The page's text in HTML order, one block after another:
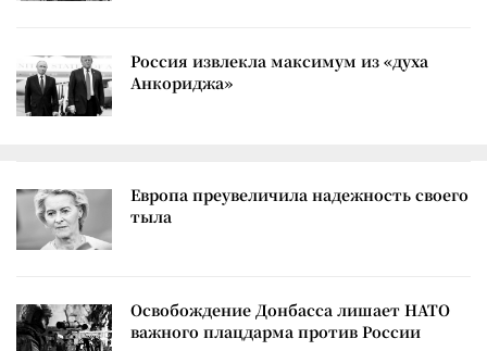
Россия извлекла максимум из «духа
Анкориджа»
Европа преувеличила надежность своего
тыла
Освобождение Донбасса лишает НАТО
важного плацдарма против России